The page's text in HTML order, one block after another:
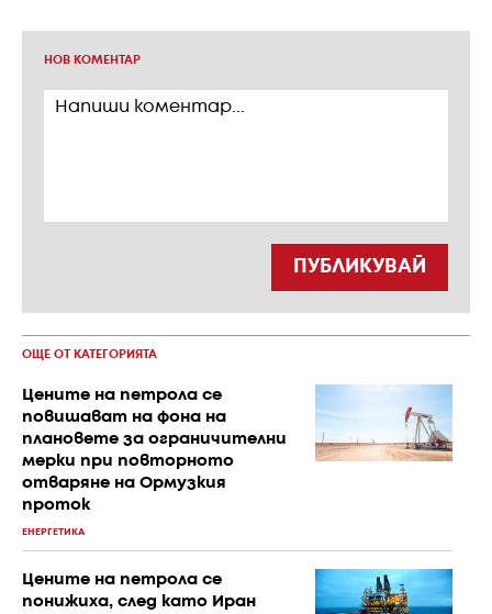
НОВ КОМЕНТАР
ПУБЛИКУВАЙ
ОЩЕ ОТ КАТЕГОРИЯТА
Цените на петрола се
повишават на фона на
плановете за ограничителни
мерки при повторното
отваряне на Ормузкия
проток
ЕНЕРГЕТИКА
Цените на петрола се
понижиха, след като Иран